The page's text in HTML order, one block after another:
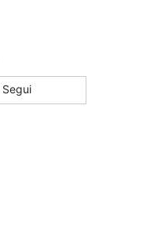
Segui